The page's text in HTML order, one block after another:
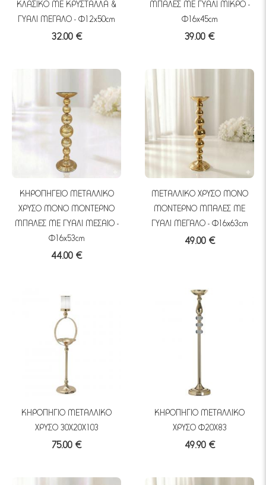
ΚΛΑΣΙΚΟ ΜΕ ΚΡΥΣΤΑΛΛΑ &
ΓΥΑΛΙ ΜΕΓΑΛΟ - Φ12x50cm
32.00 €
ΜΠΑΛΕΣ ΜΕ ΓΥΑΛΙ ΜΙΚΡΟ -
Φ16x45cm
39.00 €
ΚΗΡΟΠΗΓΕΙO ΜΕΤΑΛΛΙΚO
ΧΡΥΣΟ ΜΟΝΟ ΜΟΝΤΕΡΝΟ
ΜΠΑΛΕΣ ΜΕ ΓΥΑΛΙ ΜΕΣΑΙΟ -
Φ16x53cm
44.00 €
ΜΕΤΑΛΛΙΚO ΧΡΥΣΟ ΜΟΝΟ
ΜΟΝΤΕΡΝΟ ΜΠΑΛΕΣ ΜΕ
ΓΥΑΛΙ ΜΕΓΑΛΟ - Φ16x63cm
49.00 €
ΚΗΡΟΠΗΓΙΟ ΜΕΤΑΛΛΙΚΟ
ΧΡΥΣΟ 30X20X103
75.00 €
ΚΗΡΟΠΗΓΙΟ ΜΕΤΑΛΛΙΚΟ
ΧΡΥΣΟ Φ20Χ83
49.90 €